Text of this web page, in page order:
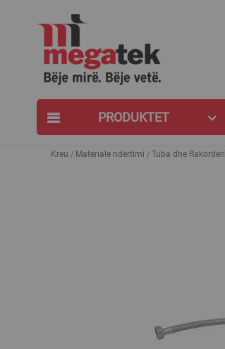
PRODUKTET
Kreu Materiale ndërtimi Tuba dhe Rakorderi